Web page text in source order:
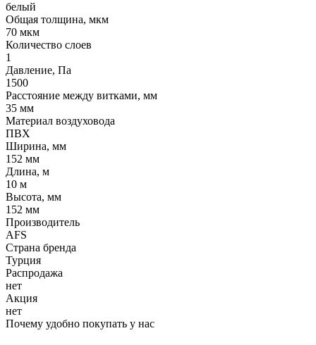
белый
Общая толщина, мкм
70 мкм
Количество слоев
1
Давление, Па
1500
Расстояние между витками, мм
35 мм
Материал воздуховода
ПВХ
Ширина, мм
152 мм
Длина, м
10 м
Высота, мм
152 мм
Производитель
AFS
Страна бренда
Турция
Распродажа
нет
Акция
нет
Почему удобно покупать у нас